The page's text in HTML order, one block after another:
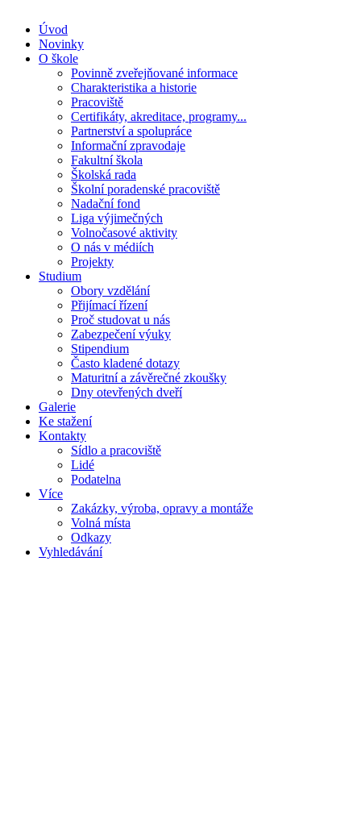
Úvod
Novinky
O škole
Povinně zveřejňované informace
Charakteristika a historie
Pracoviště
Certifikáty, akreditace, programy...
Partnerství a spolupráce
Informační zpravodaje
Fakultní škola
Školská rada
Školní poradenské pracoviště
Nadační fond
Liga výjimečných
Volnočasové aktivity
O nás v médiích
Projekty
Studium
Obory vzdělání
Přijímací řízení
Proč studovat u nás
Zabezpečení výuky
Stipendium
Často kladené dotazy
Maturitní a závěrečné zkoušky
Dny otevřených dveří
Galerie
Ke stažení
Kontakty
Sídlo a pracoviště
Lidé
Podatelna
Více
Zakázky, výroba, opravy a montáže
Volná místa
Odkazy
Vyhledávání